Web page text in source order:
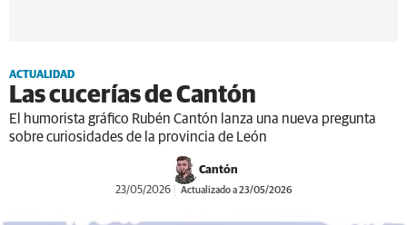
ACTUALIDAD
Las cucerías de Cantón
El humorista gráfico Rubén Cantón lanza una nueva pregunta
sobre curiosidades de la provincia de León
Cantón
23/05/2026 Actualizado a 23/05/2026